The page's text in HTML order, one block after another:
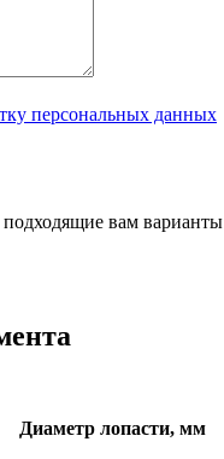
персональных данных
вам варианты
Диаметр лопасти, мм